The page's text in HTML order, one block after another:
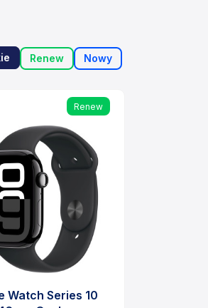
Renew Nowy
Renew
Watch Series 10